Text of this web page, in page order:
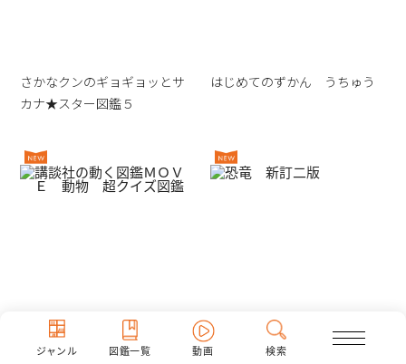
ジャンル 図鑑一覧 動画 検索
さかなクンのギョギョッとサ
カナ★スター図鑑５
はじめてのずかん うちゅう
講談社の動く図鑑ＭＯＶＥ 恐竜 新訂二版